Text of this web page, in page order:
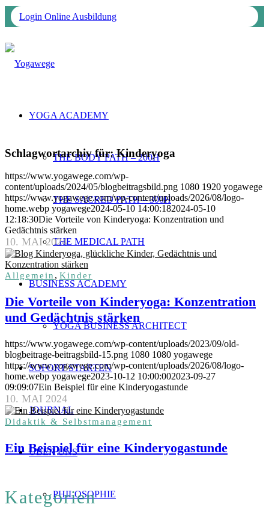
Login Online Ausbildung
YOGA ACADEMY
THE BODY PATH – 200H
THE SACRED PATH – 300H
THE MEDICAL PATH
BUSINESS ACADEMY
YOGA BUSINESS ARCHITECT
SOFORT STARTEN
JOURNAL
ÜBER UNS
PHILOSOPHIE
Schlagwortarchiv für:Kinderyoga
Allgemein , Kinder
Die Vorteile von Kinderyoga: Konzentration
und Gedächtnis stärken
10. MAI 2024
https://www.yogawege.com/wp-
content/uploads/2024/05/blogbeitragsbild.png 1080 1920 yogawege
https://www.yogawege.com/wp-content/uploads/2026/08/logo-
home.webp yogawege2024-05-10 14:00:182024-05-10
12:18:30Die Vorteile von Kinderyoga: Konzentration und
Gedächtnis stärken
Didaktik & Selbstmanagement
Ein Beispiel für eine Kinderyogastunde
10. MAI 2024
https://www.yogawege.com/wp-content/uploads/2023/09/old-
blogbeitrage-beitragsbild-15.png 1080 1080 yogawege
https://www.yogawege.com/wp-content/uploads/2026/08/logo-
home.webp yogawege2023-10-12 10:00:002023-09-27
09:09:07Ein Beispiel für eine Kinderyogastunde
Kategorien